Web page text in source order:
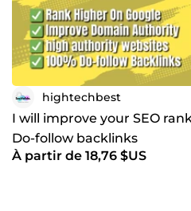
hightechbest
I will improve your SEO
Do-follow backlinks
À partir de 18,76 $US